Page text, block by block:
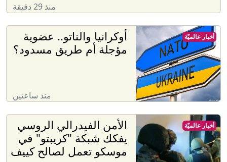
منذ 29 دقيقة
أوكرانيا والناتو.. عضوية
مؤجلة أم طريق مسدود؟
منذ ساعتين
أخبار عالميّة
الأمن الفيدرالي الروسي
يفكك شبكة "كريبتو" في
موسكو تعمل لصالح كييف
أخبار عالميّة